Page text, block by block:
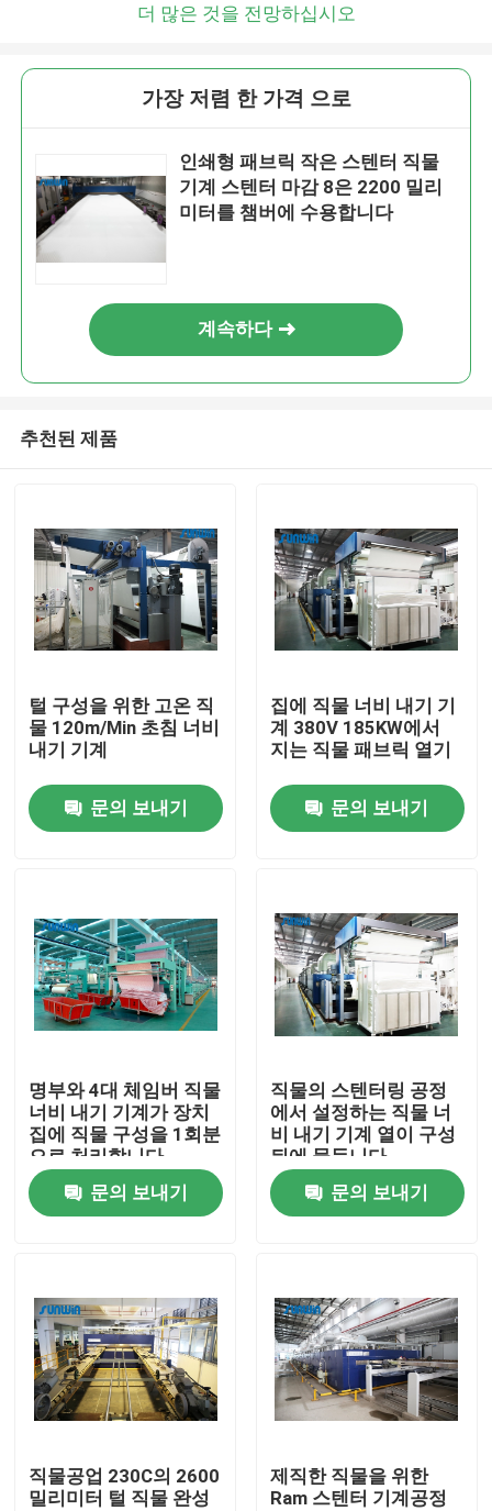
회사 소개
접촉
제품 소개
직물 너비 내기 기계
허풍 너비 내기 기계
직물 건조 기계
직물 완성 가공기
더 많은 것을 전망하십시오
가장 저렴 한 가격 으로
인쇄형 패브릭 작은 스텐터 직물
기계 스텐터 마감 8은 2200 밀리
미터를 챔버에 수용합니다
계속하다
추천된 제품
털 구성을 위한 고온 직
물 120m/Min 초침 너비
내기 기계
문의 보내기
집에 직물 너비 내기 기
계 380V 185KW에서
지는 직물 패브릭 열기
문의 보내기
명부와 4대 체임버 직물
너비 내기 기계가 장치
집에 직물 구성을 1회분
으로 처리합니다
문의 보내기
직물의 스텐터링 공정
에서 설정하는 직물 너
비 내기 기계 열이 구성
뒤에 물듭니다
문의 보내기
직물공업 230C의 2600
밀리미터 털 직물 완성
제직한 직물을 위한
Ram 스텐터 기계공정